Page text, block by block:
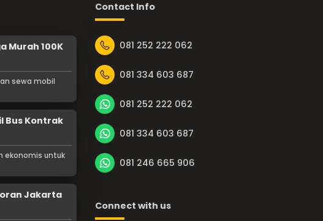
Murah 100K
sewa mobil
Bus Kontrak
ekonomis untuk
Jakarta
Contact Info
081 252 222 062
081 334 603 687
081 252 222 062
081 334 603 687
081 246 665 906
Connect with us